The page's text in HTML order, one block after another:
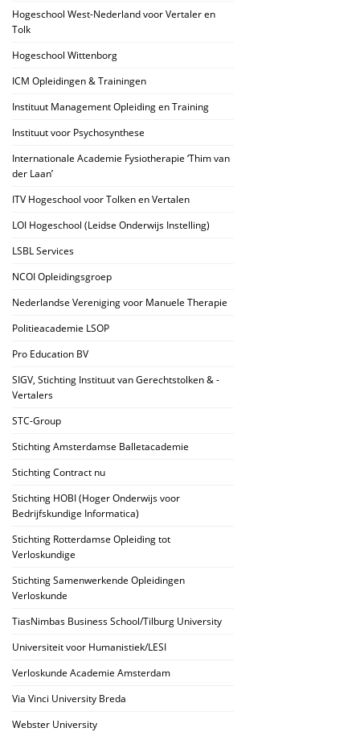
Hogeschool West-Nederland voor Vertaler en
Tolk
Hogeschool Wittenborg
ICM Opleidingen & Trainingen
Instituut Management Opleiding en Training
Instituut voor Psychosynthese
Internationale Academie Fysiotherapie ‘Thim van
der Laan’
ITV Hogeschool voor Tolken en Vertalen
LOI Hogeschool (Leidse Onderwijs Instelling)
LSBL Services
NCOI Opleidingsgroep
Nederlandse Vereniging voor Manuele Therapie
Politieacademie LSOP
Pro Education BV
SIGV, Stichting Instituut van Gerechtstolken & -
Vertalers
STC-Group
Stichting Amsterdamse Balletacademie
Stichting Contract nu
Stichting HOBI (Hoger Onderwijs voor
Bedrijfskundige Informatica)
Stichting Rotterdamse Opleiding tot
Verloskundige
Stichting Samenwerkende Opleidingen
Verloskunde
TiasNimbas Business School/Tilburg University
Universiteit voor Humanistiek/LESI
Verloskunde Academie Amsterdam
Via Vinci University Breda
Webster University